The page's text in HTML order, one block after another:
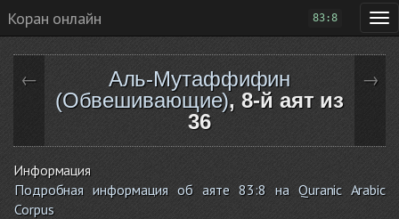
Коран онлайн 83:8
←
Аль-Мутаффифин
(Обвешивающие), 8-й аят из
36
→
Информация
Подробная информация об аяте 83:8 на Quranic Arabic
Corpus